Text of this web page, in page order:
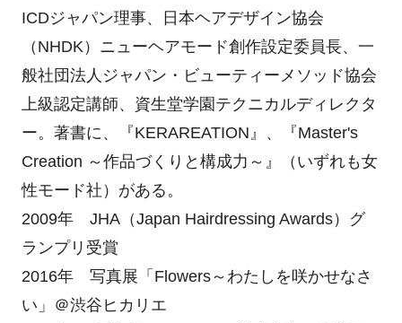
ICDジャパン理事、日本ヘアデザイン協会
（NHDK）ニューヘアモード創作設定委員長、一
般社団法人ジャパン・ビューティーメソッド協会
上級認定講師、資生堂学園テクニカルディレクタ
ー。著書に、『KERAREATION』、『Master's
Creation ～作品づくりと構成力～』（いずれも女
性モード社）がある。
2009年 JHA（Japan Hairdressing Awards）グ
ランプリ受賞
2016年 写真展「Flowers～わたしを咲かせなさ
い」＠渋谷ヒカリエ